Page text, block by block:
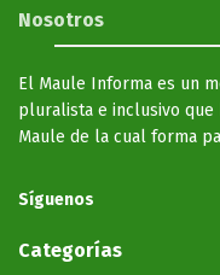
Nosotros
El Maule Informa es un
pluralista e inclusivo
Maule de la cual forma
Síguenos
Categorías